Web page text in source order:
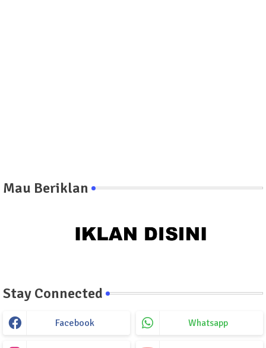
Mau Beriklan
Stay Connected
Facebook Whatsapp